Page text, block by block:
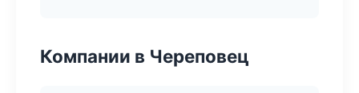
Компании в Череповец